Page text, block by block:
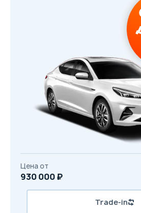
8 800 500-03-23
с 08:00 по 20:00, без
Привольная улица,
Перезвоните
Цена от
930 000 ₽
Trade-in